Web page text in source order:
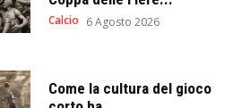
Calcio 6 Agosto 2026
Come la cultura del gioco